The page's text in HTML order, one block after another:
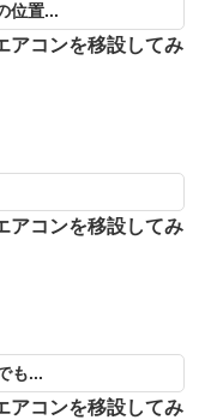
位置...
アコンを移設してみ
アコンを移設してみ
も...
アコンを移設してみ